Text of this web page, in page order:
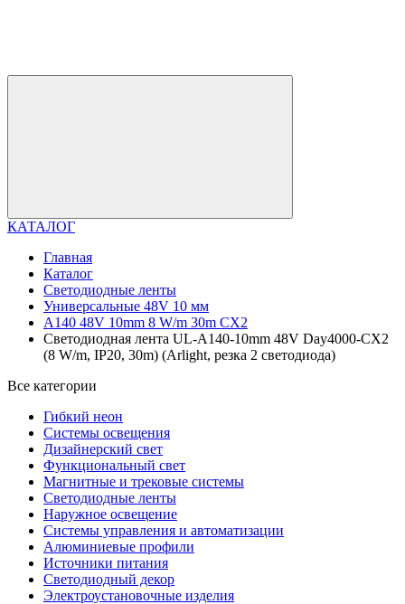
КАТАЛОГ
Главная
Каталог
Светодиодные ленты
Универсальные 48V 10 мм
A140 48V 10mm 8 W/m 30m CX2
Светодиодная лента UL-A140-10mm 48V Day4000-CX2
(8 W/m, IP20, 30m) (Arlight, резка 2 светодиода)
Все категории
Гибкий неон
Системы освещения
Дизайнерский свет
Функциональный свет
Магнитные и трековые системы
Светодиодные ленты
Наружное освещение
Системы управления и автоматизации
Алюминиевые профили
Источники питания
Светодиодный декор
Электроустановочные изделия